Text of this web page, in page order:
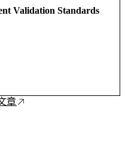
Validation Standards
章